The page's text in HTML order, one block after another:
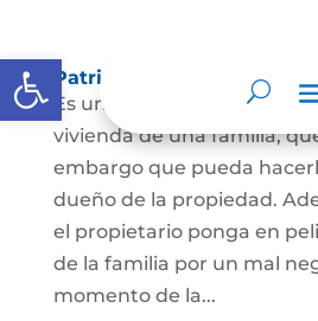
Abrir barra de herramientas
Patrimonio de familia
Es una clase especial de
vivienda de una familia,
embargo que pueda
dueño de la propiedad.
el propietario ponga en
de la familia por un mal
momento de la...